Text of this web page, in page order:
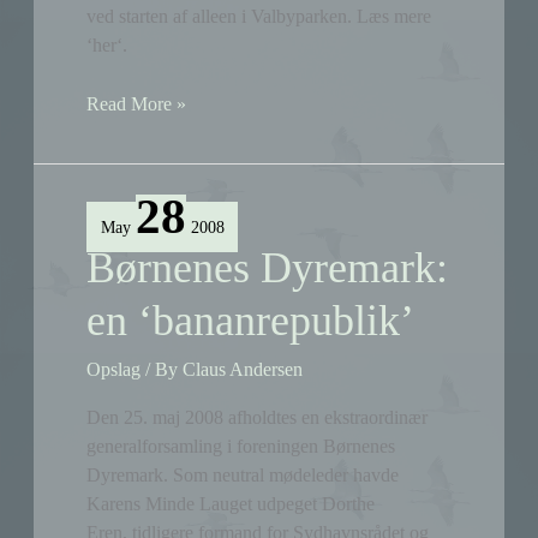
ved starten af alleen i Valbyparken. Læs mere
Tur
Valbyparken
på
den
maj
Read More »
May 28 2008
Børnenes Dyremark:
en ‘bananrepublik’
Opslag / ByClaus Andersen
Den 25. maj 2008 afholdtes en ekstraordinær
generalforsamling i foreningen Børnenes
Dyremark. Som neutral mødeleder havde
Karens Minde Lauget udpeget Dorthe
Eren, tidligere formand for Sydhavnsrådet og